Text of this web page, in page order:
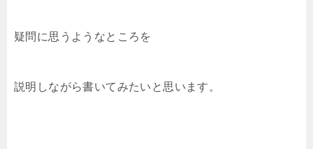
疑問に思うようなところを
説明しながら書いてみたいと思います。